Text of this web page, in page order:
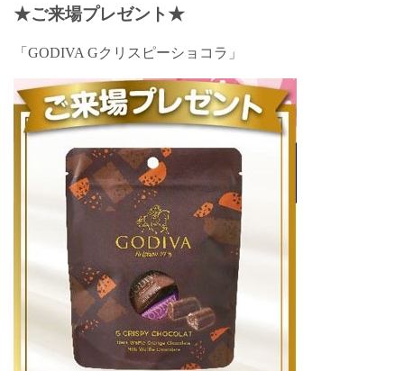
★ご来場プレゼント★
「GODIVA Gクリスピーショコラ」